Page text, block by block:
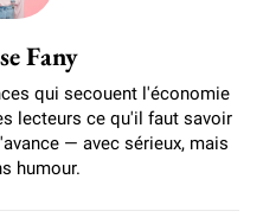
Fany
qui secouent l'économie
lecteurs ce qu'il faut savoir
— avec sérieux, mais
humour.